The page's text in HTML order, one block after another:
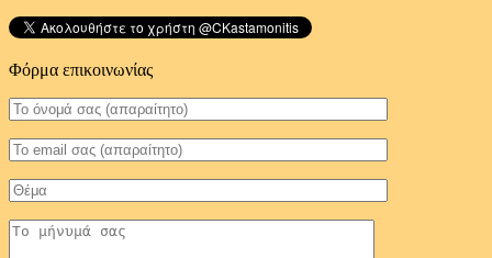
Φόρμα επικοινωνίας